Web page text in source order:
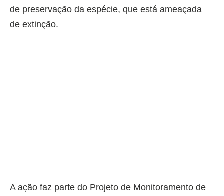
de preservação da espécie, que está ameaçada
de extinção.
A ação faz parte do Projeto de Monitoramento de